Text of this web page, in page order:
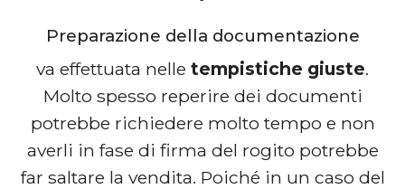
Preparazione della documentazione
va effettuata nelle tempistiche giuste.
Molto spesso reperire dei documenti
potrebbe richiedere molto tempo e non
averli in fase di firma del rogito potrebbe
far saltare la vendita. Poiché in un caso del